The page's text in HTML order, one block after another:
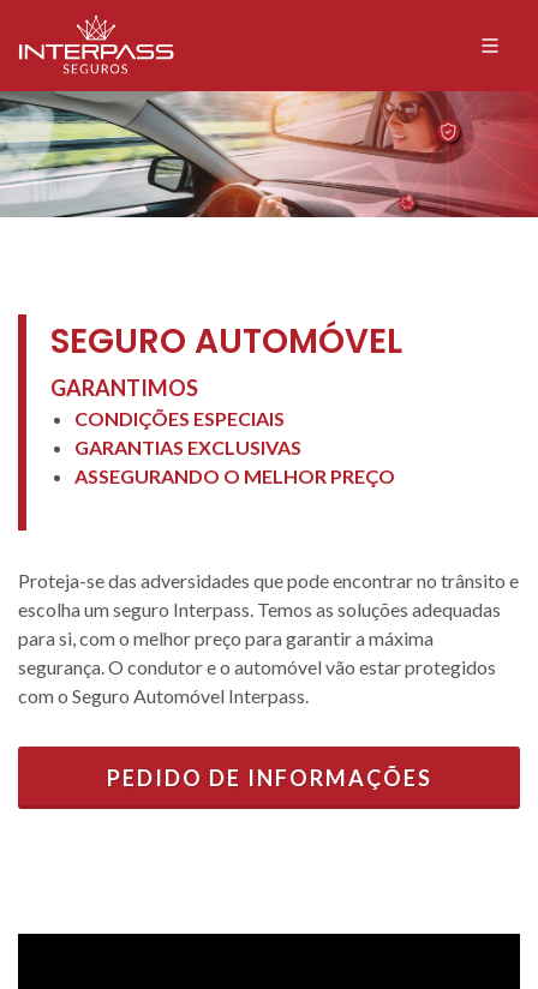
SEGURO AUTOMÓVEL
GARANTIMOS
CONDIÇÕES ESPECIAIS
GARANTIAS EXCLUSIVAS
ASSEGURANDO O MELHOR PREÇO
Proteja-se das adversidades que pode encontrar no trânsito e
escolha um seguro Interpass. Temos as soluções adequadas
para si, com o melhor preço para garantir a máxima
segurança. O condutor e o automóvel vão estar protegidos
com o Seguro Automóvel Interpass.
PEDIDO DE INFORMAÇÕES